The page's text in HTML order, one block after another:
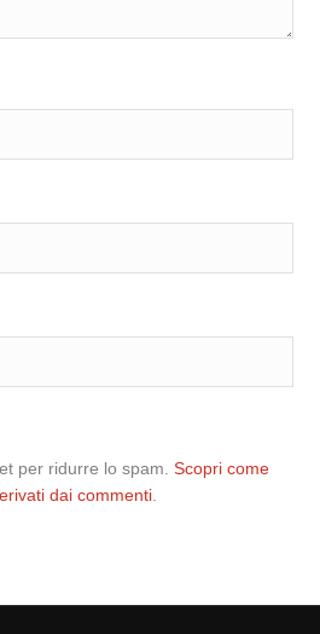
per ridurre lo spam.Scopri come
dai commenti